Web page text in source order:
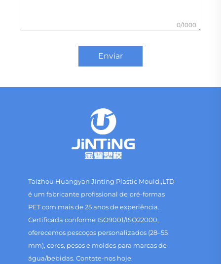
0/1000
Enviar
Taizhou Huangyan Jinting Plastic Mould.,LTD
é um fabricante profissional de pré-formas
PET com mais de 25 anos de experiência.
Certificada conforme ISO9001/ISO22000,
oferecemos pescoços personalizados (28–55
mm), cores, pesos e moldes para marcas de
água/bebidas. Contate-nos hoje.